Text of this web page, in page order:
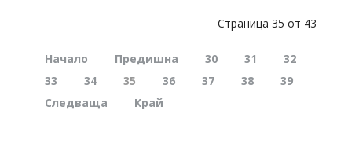
Страница 35 от 43
Начало Предишна 30 31
32
33
34 35 36 37 38
39
Следваща
Край